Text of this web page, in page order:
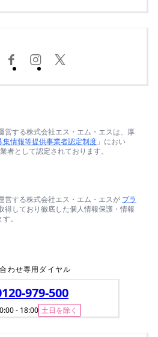
営する株式会社エス・エム・エスは、厚
集情報等提供事業者認定制度 」におい
者として認定されております。
営する株式会社エス・エム・エスが プラ
得しており徹底した個人情報保護・情報
。
わせ専用ダイヤル
979-500
- 18:00 土日を除く